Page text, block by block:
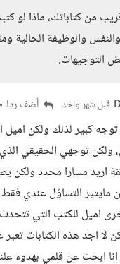
من كتاباتك، ماذا لو
والوظيفة الحالية
التوجيهات.
قبل شهر واحد أضف ردا
كبير لذلك ولكن اميل
ولكن توجهي الحقيقي
اريد مسارا محدد ولكن
مايثير التساؤل عندي
اميل للكتب التي
لا اجد هذه الكتابات تعبر
انا ابحث عن قلمي بهدوء